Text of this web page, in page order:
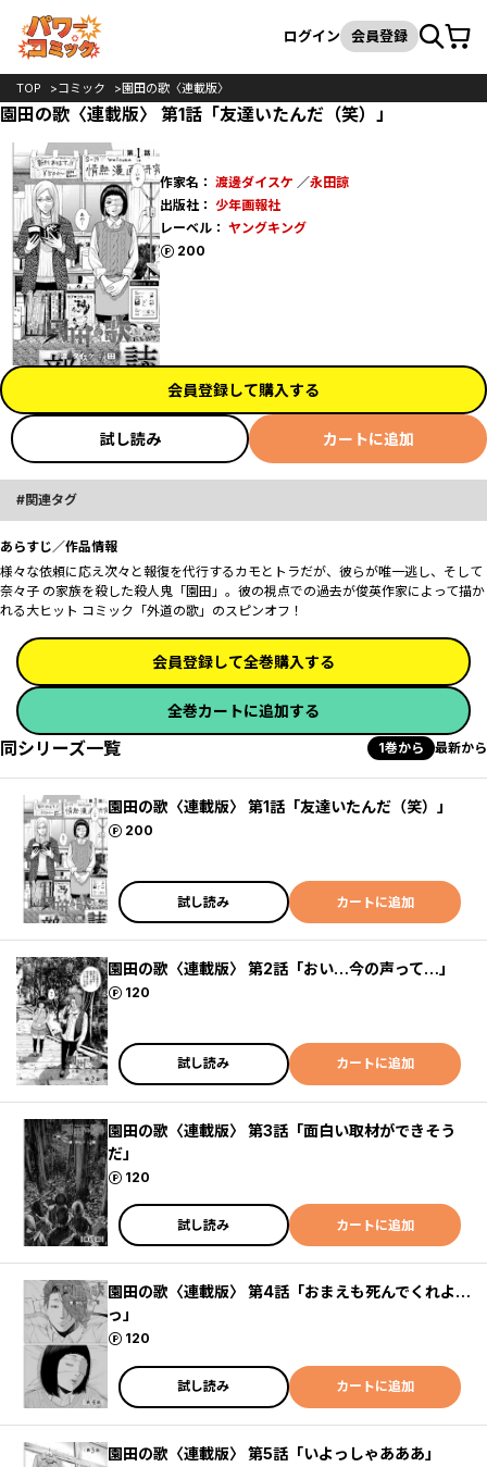
検索
ログイン 会員登録カート
TOP コミック 園田の歌〈連載版〉
園田の歌〈連載版〉 第1話「友達いたんだ（笑）」
作家名： 渡邊ダイスケ ／永田諒
出版社： 少年画報社
レーベル： ヤングキング
200
ポイント
会員登録して購入する
試し読み カートに追加
関連タグ
あらすじ／作品情報
様々な依頼に応え次々と報復を代行するカモとトラだが、彼らが唯一逃し、そして
奈々子 の家族を殺した殺人鬼「園田」。彼の視点での過去が俊英作家によって描か
れる大ヒット コミック「外道の歌」のスピンオフ！
会員登録して全巻購入する
全巻カートに追加する
同シリーズ一覧 1巻から 最新から
園田の歌〈連載版〉 第1話「友達いたんだ（笑）」
200
ポイント
試し読み カートに追加
園田の歌〈連載版〉 第2話「おい…今の声って…」
120
ポイント
試し読み カートに追加
園田の歌〈連載版〉 第3話「面白い取材ができそう
だ」
120
ポイント
試し読み カートに追加
園田の歌〈連載版〉 第4話「おまえも死んでくれよ…
っ」
120
ポイント
試し読み カートに追加
園田の歌〈連載版〉 第5話「いよっしゃあああ」